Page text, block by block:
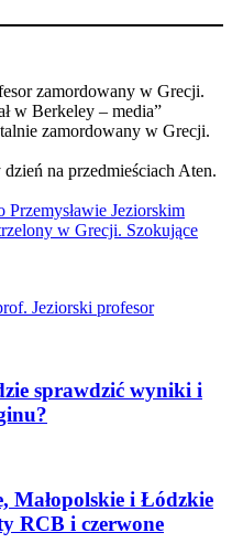
zamordowany w Grecji.
w Berkeley – media”
zamordowany w Grecji.
na przedmieściach Aten.
Jeziorskim
w Grecji. Szokujące
Jeziorski profesor
sprawdzić wyniki i
Małopolskie i Łódzkie
RCB i czerwone